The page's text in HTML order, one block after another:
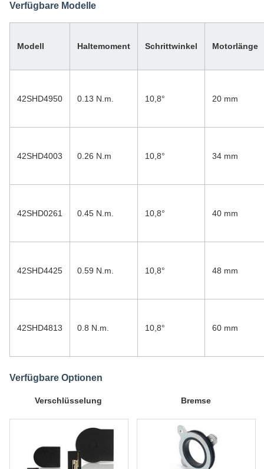
Verfügbare Modelle
Modell Haltemoment Schrittwinkel Motorlänge
42SHD4950 0.13 N.m. 10,8° 20 mm
42SHD4003 0.26 N.m 10,8° 34 mm
42SHD0261 0.45 N.m. 10,8° 40 mm
42SHD4425 0.59 N.m. 10,8° 48 mm
42SHD4813 0.8 N.m. 10,8° 60 mm
Verfügbare Optionen
Verschlüsselung Bremse